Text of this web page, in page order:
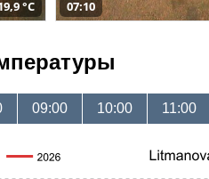
°C 07:10
09:00 10:00 11:00